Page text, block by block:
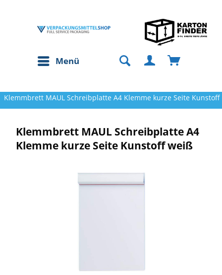
Menü
Klemmbrett MAUL Schreibplatte A4 Klemme kurze Seite
Klemmbrett MAUL Schreibplatte A4
Klemme kurze Seite Kunstoff weiß